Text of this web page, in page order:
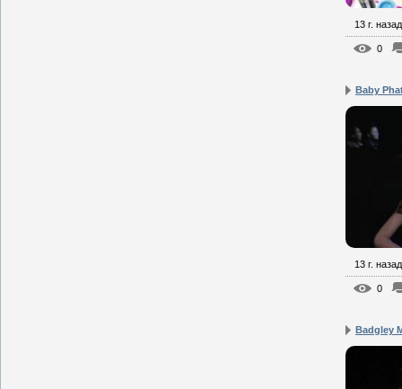
13 г. назад
0
Baby
13 г. назад
0
Badgley